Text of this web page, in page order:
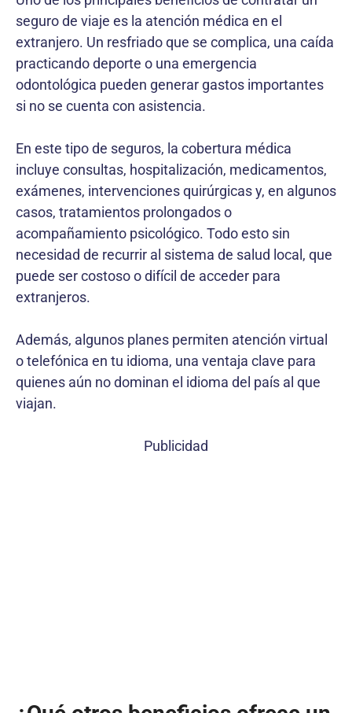
seguro de viaje es la atención médica en el
extranjero. Un resfriado que se complica, una caída
practicando deporte o una emergencia
odontológica pueden generar gastos importantes
si no se cuenta con asistencia.
En este tipo de seguros, la cobertura médica
incluye consultas, hospitalización, medicamentos,
exámenes, intervenciones quirúrgicas y, en algunos
casos, tratamientos prolongados o
acompañamiento psicológico. Todo esto sin
necesidad de recurrir al sistema de salud local, que
puede ser costoso o difícil de acceder para
extranjeros.
Además, algunos planes permiten atención virtual
o telefónica en tu idioma, una ventaja clave para
quienes aún no dominan el idioma del país al que
viajan.
Publicidad